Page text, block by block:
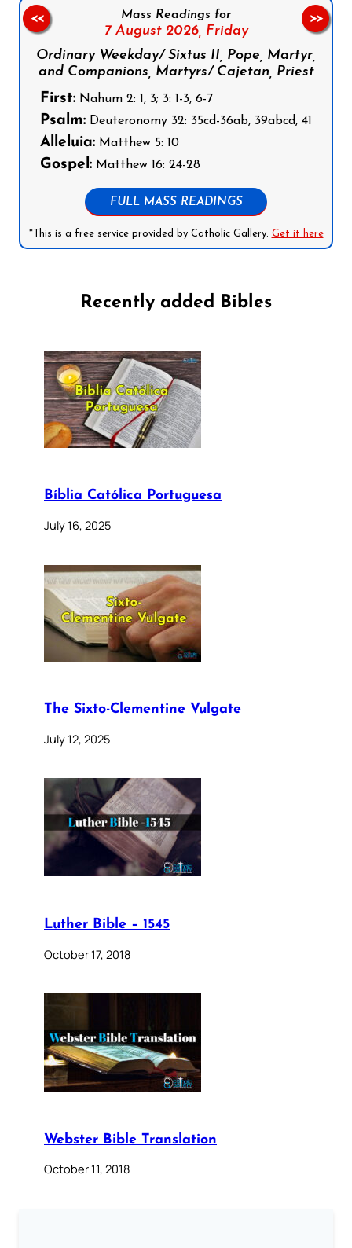
Mass Readings for
7 August 2026, Friday
Ordinary Weekday/ Sixtus II, Pope, Martyr,
and Companions, Martyrs/ Cajetan, Priest
First: Nahum 2: 1, 3; 3: 1-3, 6-7
Psalm: Deuteronomy 32: 35cd-36ab, 39abcd, 41
Alleluia: Matthew 5: 10
Gospel: Matthew 16: 24-28
FULL MASS READINGS
*This is a free service provided by Catholic Gallery. Get it here
<< >>
Recently added Bibles
Bíblia Católica Portuguesa
July 16, 2025
The Sixto-Clementine Vulgate
July 12, 2025
Luther Bible – 1545
October 17, 2018
Webster Bible Translation
October 11, 2018